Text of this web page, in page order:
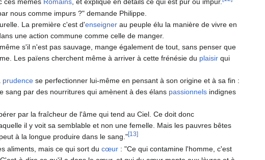
nous comme impurs ?" demande Philippe.
La première c'est d'enseigner au peuple élu la manière de vivre en
une action commune comme celle de manger.
s'il n'est pas sauvage, mange également de tout, sans penser que
Les païens cherchent même à arriver à cette frénésie du plaisir qui
prudence se perfectionner lui-même en pensant à son origine et à sa fin :
sang par des nourritures qui amènent à des élans passionnels indignes
par la fraîcheur de l'âme qui tend au Ciel. Ce doit donc
il y voit sa semblable et non une femelle. Mais les pauvres bêtes
à la longue produire dans le sang."[13]
aliments, mais ce qui sort ducœur : "Ce qui contamine l'homme, c'est